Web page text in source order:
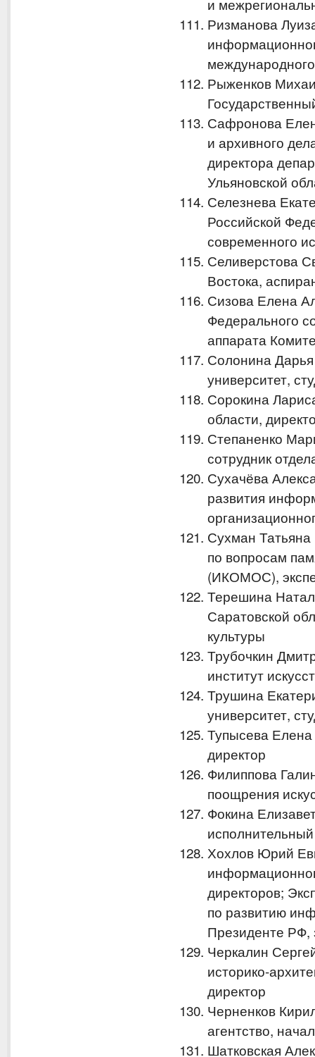
Ризманова
Рыженков
Сафронова
и архивного
директора
Ульяновской
Селезнева
Российской
современного
Селиверстова
Востока,
Сизова Елена
Федерального
аппарата
Солонина
университет,
Сорокина
области,
Степаненко
сотрудник
Сухачёва
развития
Сухман
по вопросам
(ИКОМОС),
Терешина
Саратовской
культуры
Трубочкин
институт
Трушина
университет,
Тупысева
директор
Филиппова
поощрения
Фокина
Хохлов Юрий
директоров;
по развитию
Президенте РФ,
Черкалин
историко-
директор
Черненков
агентство,
Шатковская